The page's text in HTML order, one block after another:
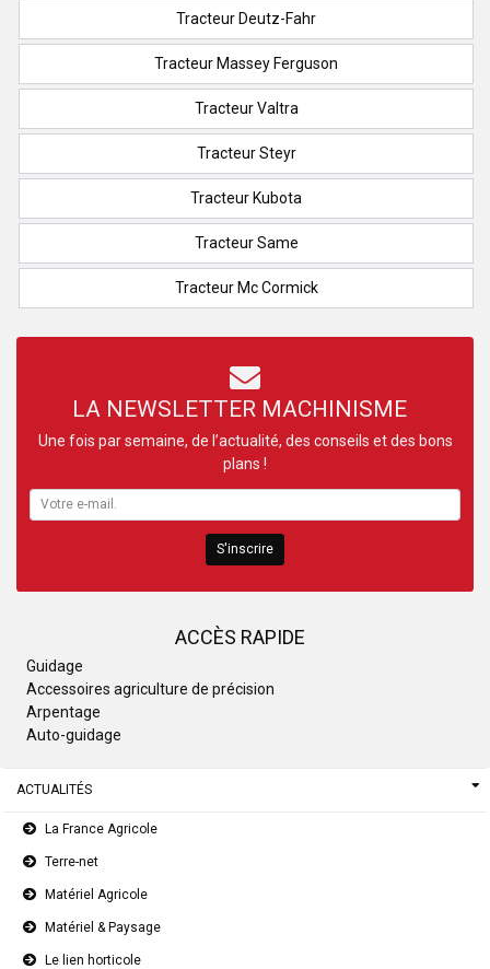
ACCÈS RAPIDE
Guidage
Accessoires agriculture de précision
Arpentage
Auto-guidage
Tracteur Deutz-Fahr
Tracteur Massey Ferguson
Tracteur Valtra
Tracteur Steyr
Tracteur Kubota
Tracteur Same
Tracteur Mc Cormick
LA NEWSLETTER MACHINISME
Une fois par semaine, de l’actualité, des conseils et des bons
plans !
S'inscrire
ACTUALITÉS
La France Agricole
Terre-net
Matériel Agricole
Matériel & Paysage
Le lien horticole